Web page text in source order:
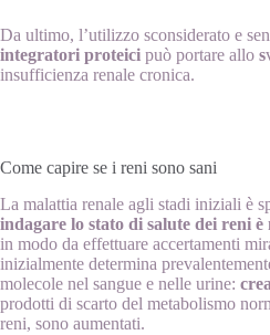
Da ultimo, l’utilizzo sconsiderato e
integratori proteici può portare allo s
insufficienza renale cronica.
Come capire se i reni sono sani
La malattia renale agli stadi iniziali è
indagare lo stato di salute dei reni
in modo da effettuare accertamenti
inizialmente determina
molecole nel sangue e nelle urine:
prodotti di scarto del metabolismo
reni, sono aumentati.